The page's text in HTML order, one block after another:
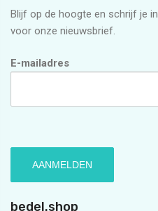
Blijf op de hoogte en schrijf je in
voor onze nieuwsbrief.
E-mailadres
bedel.shop